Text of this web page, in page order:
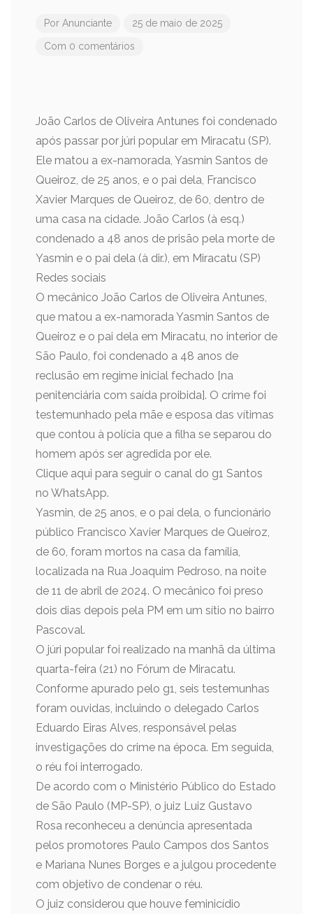
Por Anunciante 25 de maio de 2025
Com 0 comentários
João Carlos de Oliveira Antunes foi condenado
após passar por júri popular em Miracatu (SP).
Ele matou a ex-namorada, Yasmin Santos de
Queiroz, de 25 anos, e o pai dela, Francisco
Xavier Marques de Queiroz, de 60, dentro de
uma casa na cidade. João Carlos (à esq.)
condenado a 48 anos de prisão pela morte de
Yasmin e o pai dela (à dir.), em Miracatu (SP)
Redes sociais
O mecânico João Carlos de Oliveira Antunes,
que matou a ex-namorada Yasmin Santos de
Queiroz e o pai dela em Miracatu, no interior de
São Paulo, foi condenado a 48 anos de
reclusão em regime inicial fechado [na
penitenciária com saída proibida]. O crime foi
testemunhado pela mãe e esposa das vítimas
que contou à polícia que a filha se separou do
homem após ser agredida por ele.
Clique aqui para seguir o canal do g1 Santos
no WhatsApp.
Yasmin, de 25 anos, e o pai dela, o funcionário
público Francisco Xavier Marques de Queiroz,
de 60, foram mortos na casa da família,
localizada na Rua Joaquim Pedroso, na noite
de 11 de abril de 2024. O mecânico foi preso
dois dias depois pela PM em um sítio no bairro
Pascoval.
O júri popular foi realizado na manhã da última
quarta-feira (21) no Fórum de Miracatu.
Conforme apurado pelo g1, seis testemunhas
foram ouvidas, incluindo o delegado Carlos
Eduardo Eiras Alves, responsável pelas
investigações do crime na época. Em seguida,
o réu foi interrogado.
De acordo com o Ministério Público do Estado
de São Paulo (MP-SP), o juiz Luiz Gustavo
Rosa reconheceu a denúncia apresentada
pelos promotores Paulo Campos dos Santos
e Mariana Nunes Borges e a julgou procedente
com objetivo de condenar o réu.
O juiz considerou que houve feminicídio